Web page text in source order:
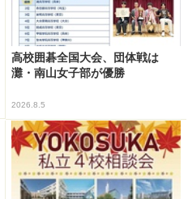
高校囲碁全国大会、団体戦は
灘・南山女子部が優勝
2026.8.5